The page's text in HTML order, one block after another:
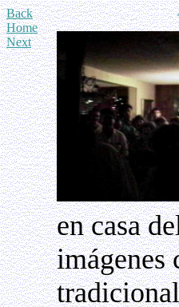
Back
Home
Next
en casa
imágenes